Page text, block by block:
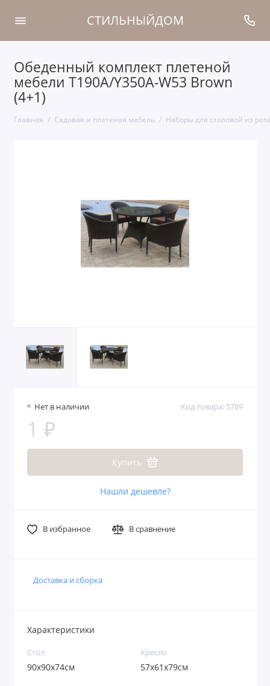
СТИЛЬНЫЙДОМ
Обеденный комплект плетеной
мебели T190A/Y350A-W53 Brown
(4+1)
Главная Садовая и плетеная мебель Наборы для столовой из
Нет в наличии Код товара: 5789
1 ₽
Купить
Нашли дешевле?
В избранное В сравнение
Доставка и сборка
Характеристики
Стол
90x90x74см
Кресло
57x61x79см